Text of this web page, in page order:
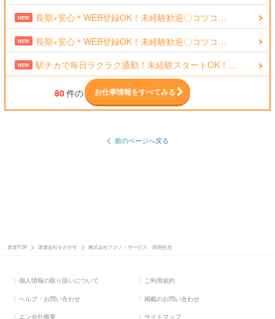
NEW 長期×安心＊WEB登録OK！未経験歓迎〇コツコ…
NEW 長期×安心＊WEB登録OK！未経験歓迎〇コツコ…
NEW 駅チカで毎日ラクラク通勤！未経験スタートOK！…
80件の お仕事情報をすべてみる
前のページへ戻る
派遣TOP 派遣会社をさがす 株式会社テクノ・サービス 採用担当
個人情報の取り扱いについて ご利用規約
ヘルプ・お問い合わせ 掲載のお問い合わせ
エン会社概要 サイトマップ